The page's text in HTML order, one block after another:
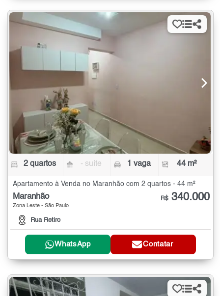
2 quartos - suíte 1 vaga 44 m²
Apartamento à Venda no Maranhão com 2 quartos - 44 m²
Maranhão
Zona Leste - São Paulo
Rua Retiro
R$ 340.000
WhatsApp Contatar